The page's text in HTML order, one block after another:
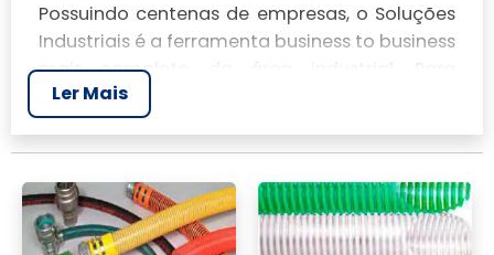
Possuindo centenas de empresas, o Soluções
Industriais é a ferramenta business to business
mais completo da área industrial. Para
realizar um orçamento de Mangueira de
borracha, clique em um ou mais dos
anuciantes a seguir:
Ler Mais